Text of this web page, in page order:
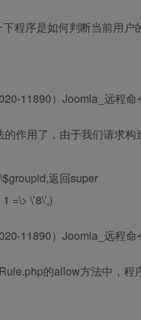
程序是如何判断当前用户
11890）Joomla_远程
作用了，由于我们请求
返回super
=\> \’8\’,)
11890）Joomla_远程
的allow方法中，程